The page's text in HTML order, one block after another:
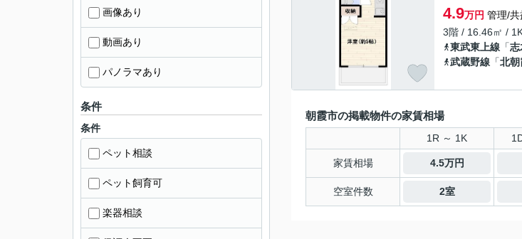
4.9万円 管理/共
3階 / 16.46㎡ /
東武東上線 「志
武蔵野線 「北朝
朝霞市の掲載物件の家賃相場
1R ～ 1K
家賃相場 4.5万円
空室件数 2室
画像あり
動画あり
パノラマあり
条件
条件
ペット相談
ペット飼育可
楽器相談